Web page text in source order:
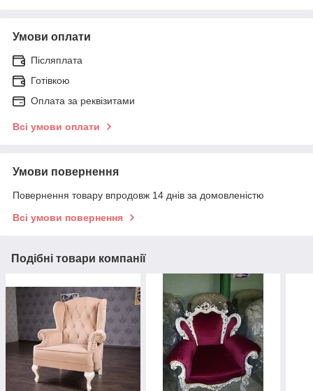
Умови оплати
Післяплата
Готівкою
Оплата за реквізитами
Всі умови оплати
Умови повернення
Повернення товару впродовж 14 днів за домовленістю
Всі умови повернення
Подібні товари компанії